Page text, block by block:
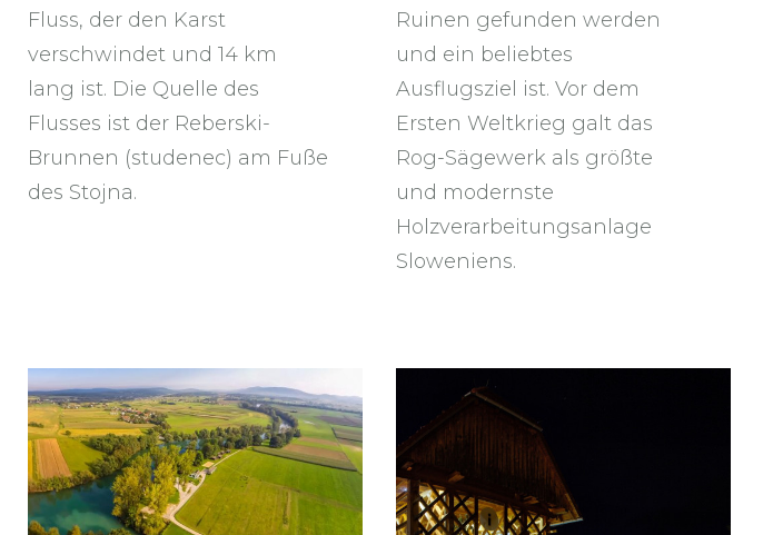
Fluss, der den Karst
verschwindet und 14 km
lang ist. Die Quelle des
Flusses ist der Reberski-
Brunnen (studenec) am Fuße
des Stojna.
Ruinen gefunden werden
und ein beliebtes
Ausflugsziel ist. Vor dem
Ersten Weltkrieg galt das
Rog-Sägewerk als größte
und modernste
Holzverarbeitungsanlage
Sloweniens.